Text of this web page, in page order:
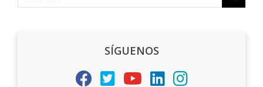
SÍGUENOS